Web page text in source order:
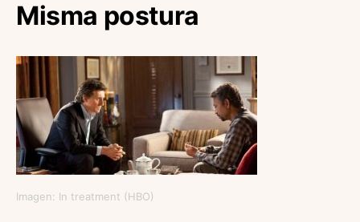
Misma postura
Imagen: In treatment (HBO)